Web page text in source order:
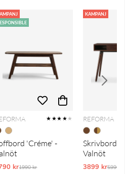
★★★★★
'Créme' -
krOrdinarie pris:
1990 kr
KAMPANJ
REFORMA
Skrivbord
Valnöt
3899 kr5990 kr